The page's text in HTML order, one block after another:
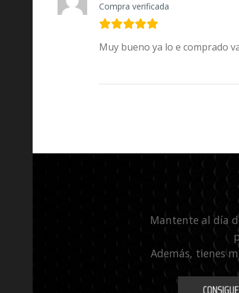
Compra verificada
Muy bueno ya lo e comprado
Mantente al día
Además, tienes